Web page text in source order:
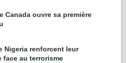
Canada ouvre sa première
Nigeria renforcent leur
face au terrorisme